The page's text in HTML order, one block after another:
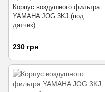
Корпус воздушного фильтра
YAMAHA JOG 3KJ (под
датчик)
230 грн